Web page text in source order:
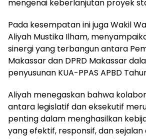
mengenai keberlanjutan proyek
Pada kesempatan ini juga Wakil
Aliyah Mustika Ilham,
sinergi yang terbangun antara
Makassar dan DPRD Makassar
penyusunan KUA-PPAS APBD
Aliyah menegaskan bahwa
antara legislatif dan eksekutif
penting dalam menghasilkan
yang efektif, responsif, dan sejalan